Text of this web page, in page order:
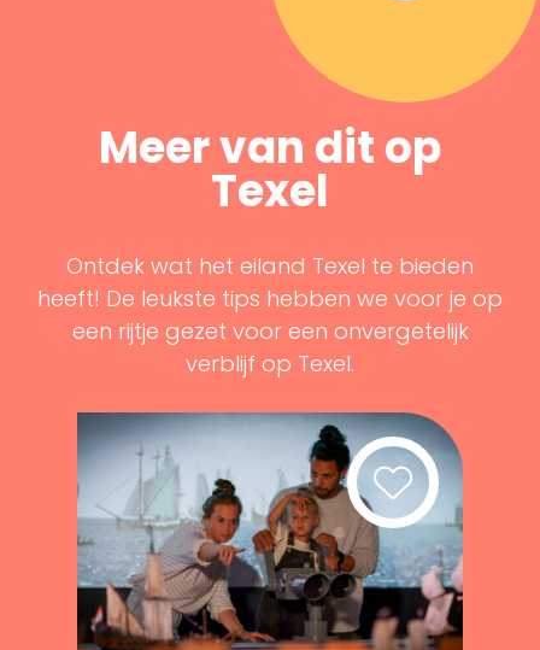
Meer van dit op
Texel
Ontdek wat het eiland Texel te bieden
heeft! De leukste tips hebben we voor je op
een rijtje gezet voor een onvergetelijk
verblijf op Texel.